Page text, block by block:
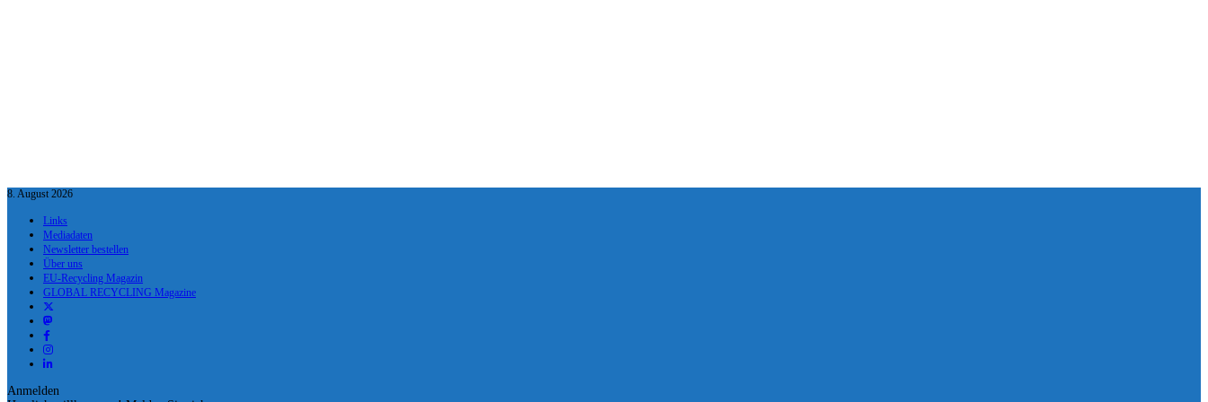
8. August 2026
Links
Mediadaten
Newsletter bestellen
Über uns
EU-Recycling Magazin
GLOBAL RECYCLING Magazine
Anmelden